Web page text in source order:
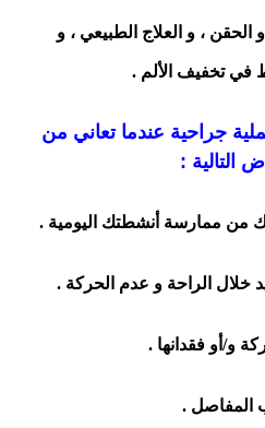
الحقن ، و العلاج الطبيعي ، و
في تخفيف الألم .
جراحية عندما تعاني من
التالية :
من ممارسة أنشطتك اليومية .
خلال الراحة و عدم الحركة .
و/أو فقدانها .
المفاصل .